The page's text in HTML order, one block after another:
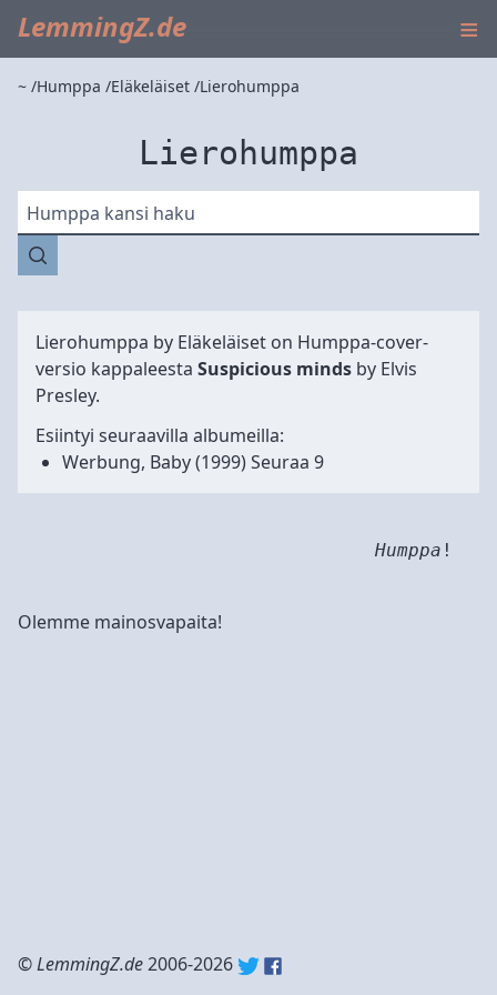
LemmingZ.de ≡
~ Humppa Eläkeläiset Lierohumppa
Lierohumppa
Humppa kansi haku
Lierohumppa by Eläkeläiset on Humppa-cover-
versio kappaleesta Suspicious minds by Elvis
Presley.
Esiintyi seuraavilla albumeilla:
Werbung, Baby(1999) Seuraa 9
Humppa !
Olemme mainosvapaita!
©LemmingZ.de2006-2026